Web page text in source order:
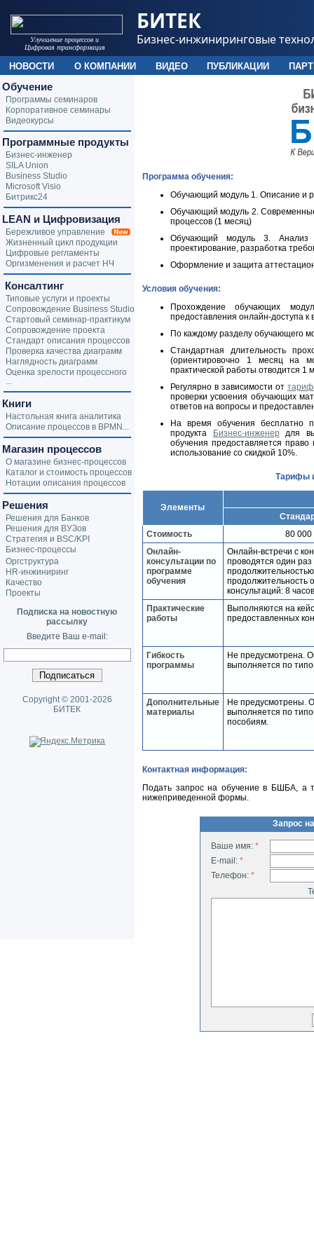
Программа обучения:
Обучающий модуль 1. Описание и
Обучающий модуль 2.
процессов (1 месяц)
Обучающий модуль 3. Анализ
проектирование, разработка
Оформление и защита
Условия обучения:
Прохождение обучающих
предоставления онлайн-доступа
По каждому разделу обучающего
Стандартная длительность
(ориентировочно 1 месяц на
практической работы отводится 1
Регулярно в зависимости от
проверки усвоения обучающих
ответов на вопросы и
На время обучения бесплатно
продукта
Бизнес-инженердля
обучения предоставляется
использование со скидкой 10%.
Тарифы
Элементы
Стоимость
80 000
Онлайн-
консультации по
программе
обучения
Онлайн-встречи с
проводятся один раз
продолжительность
консультаций: 8
Практические
работы
Выполняются на
предоставленных
Гибкость
программы
Не предусмотрена.
выполняется по
Дополнительные
материалы
Не предусмотрены.
выполняется по
пособиям.
Контактная информация:
Подать запрос на обучение в БШБА, а
нижеприведенной формы.
Запрос
Ваше имя: *
E-mail: *
Телефон: *
Обучение
Программы семинаров
Корпоративное семинары
Видеокурсы
Программные продукты
Бизнес-инженер
SILA Union
Business Studio
Microsoft Visio
Битрикс24
LEAN и Цифровизация
Бережливое управление
Жизненный цикл продукции
Цифровые регламенты
Оргизменения и расчет НЧ
Консалтинг
Типовые услуги и проекты
Сопровождение Business Studio
Стартовый семинар-практикум
Сопровождение проекта
Стандарт описания процессов
Проверка качества диаграмм
Наглядность диаграмм
Оценка зрелости процессного
...
Книги
Настольная книга аналитика
Описание процессов в BPMN...
Магазин процессов
О магазине бизнес-процессов
Каталог и стоимость процессов
Нотации описания процессов
Решения
Решения для Банков
Решения для ВУЗов
Стратегия и BSC/KPI
Бизнес-процессы
Оргструктура
HR-инжиниринг
Качество
Проекты
Подписка на новостную
рассылку
Введите Ваш e-mail:
Copyright © 2001-2026
БИТЕК
Улучшение процессов и
Цифровая трансформация
БИТЕК
Бизнес-инжиниринговые
НОВОСТИ О КОМПАНИИ ВИДЕО ПУБЛИКАЦИИ